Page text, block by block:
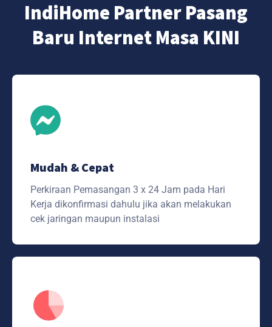
IndiHome Partner Pasang
Baru Internet Masa KINI
Mudah & Cepat
Perkiraan Pemasangan 3 x 24 Jam pada Hari
Kerja dikonfirmasi dahulu jika akan melakukan
cek jaringan maupun instalasi